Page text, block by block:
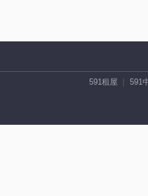
591租屋 591